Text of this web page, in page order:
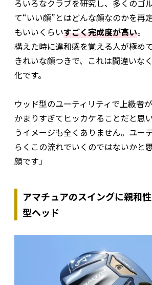
ろいろなクラブを研究し、多くのゴ
て“いい顔”とはどんな顔なのかを再
もいいくらいすごく完成度が高い。
構えた時に違和感を覚える人が極め
きれいな顔つきで、これは間違いな
化です。
ウッド型のユーティリティで上級者
かまりすぎてヒッカケることだと思
うイメージも全くありません。ユー
らくこの流れでいくのではないかと
顔です」
アマチュアのスイングに親和
型ヘッド